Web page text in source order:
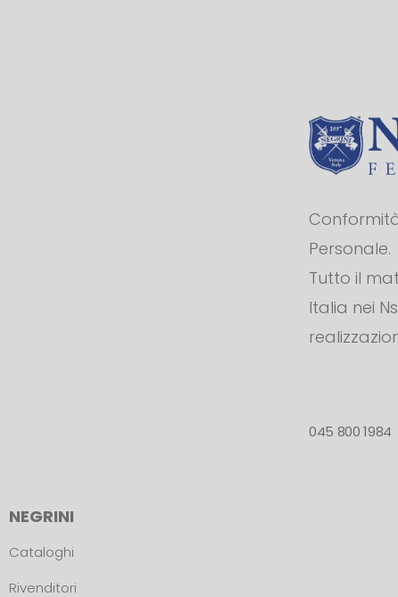
Personale.
Tutto il
Italia nei
045 800 1984
NEGRINI
Cataloghi
Rivenditori